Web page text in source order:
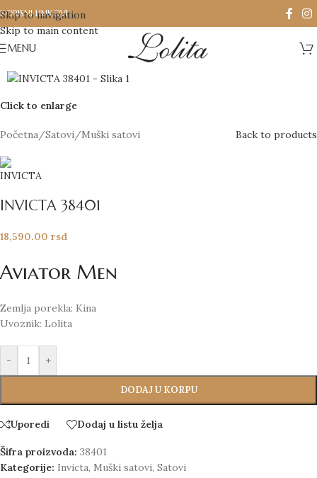
Skip to navigation
Skip to main content
KORISNI LINKOVI
MENU
Click to enlarge
Početna /Satovi /Muški satovi Back to products
INVICTA 38401
18,590.00 rsd
Aviator Men
Zemlja porekla: Kina
Uvoznik: Lolita
- +
DODAJ U KORPU
Uporedi Dodaj u listu želja
Šifra proizvoda: 38401
Kategorije: Invicta, Muški satovi, Satovi